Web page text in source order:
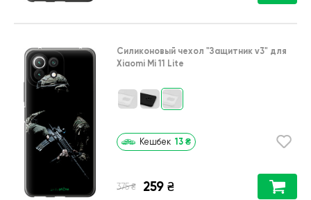
Силиконовый чехол "Защитник v3" для
Xiaomi Mi 11 Lite
Кешбек 13 ₴
375 ₴ 259 ₴